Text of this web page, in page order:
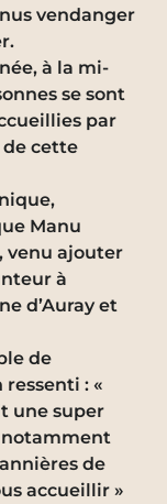
vendanger
à la mi-
se sont
par
de cette
Manu
venu ajouter
à
d’Auray et
de
: «
une super
notamment
de
accueillir »